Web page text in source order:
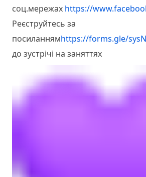
соц.мережах https://
Реєструйтесь за
посиланнямhttps://forms.gle/
до зустрічі на заняттях